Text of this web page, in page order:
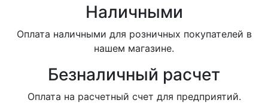
Наличными
Оплата наличными для розничных покупателей в
нашем магазине.
Безналичный расчет
Оплата на расчетный счет для предприятий.